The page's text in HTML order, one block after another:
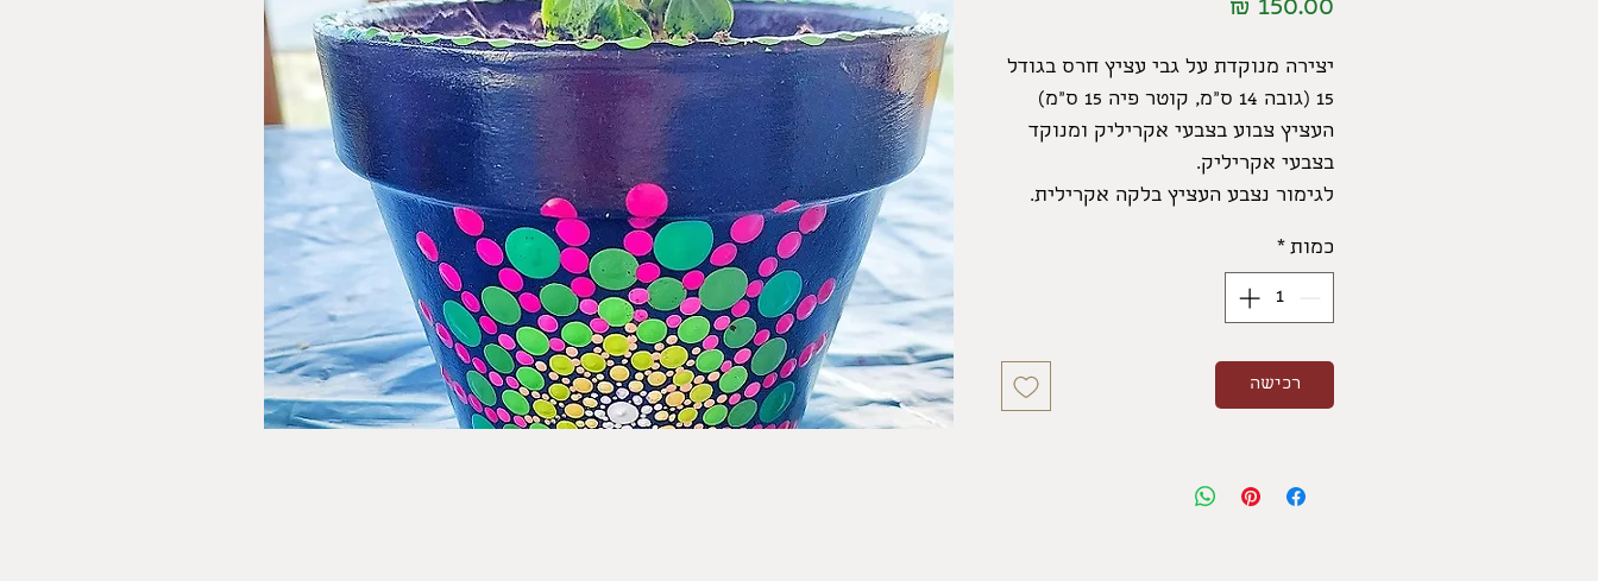
יצירה מנוקדת על גבי עציץ חרס בגודל
15 (גובה 14 ס"מ, קוטר פיה 15 ס"מ)
העציץ צבוע בצבעי אקריליק ומנוקד
בצבעי אקריליק.
לגימור נצבע העציץ בלקה אקרילית.
כמות *
רכישה